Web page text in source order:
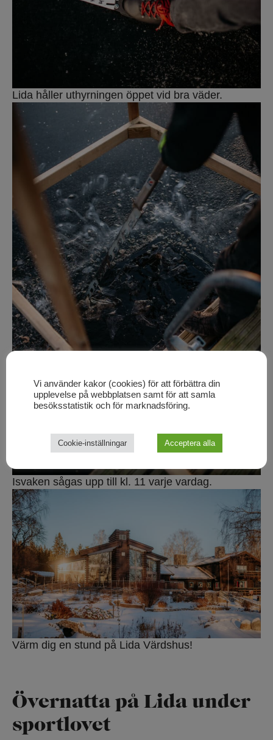
Lida håller uthyrningen öppet vid bra väder.
Isvaken sågas upp till kl. 11 varje vardag.
Värm dig en stund på Lida Värdshus!
Övernatta på Lida under
sportlovet
Vi använder kakor (cookies) för att förbättra din
upplevelse på webbplatsen samt för att samla
besöksstatistik och för marknadsföring.
Cookie-inställningar Acceptera alla